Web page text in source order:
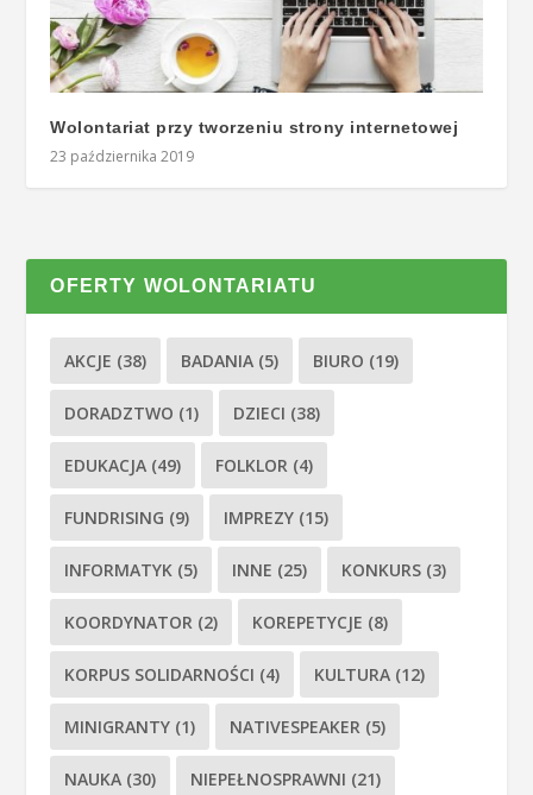
Wolontariat przy tworzeniu strony internetowej
23 października 2019
OFERTY WOLONTARIATU
AKCJE (38) BADANIA (5) BIURO (19)
DORADZTWO (1) DZIECI (38)
EDUKACJA (49) FOLKLOR (4)
FUNDRISING (9) IMPREZY (15)
INFORMATYK (5) INNE (25) KONKURS (3)
KOORDYNATOR (2) KOREPETYCJE (8)
KORPUS SOLIDARNOŚCI (4) KULTURA (12)
MINIGRANTY (1) NATIVESPEAKER (5)
NAUKA (30) NIEPEŁNOSPRAWNI (21)